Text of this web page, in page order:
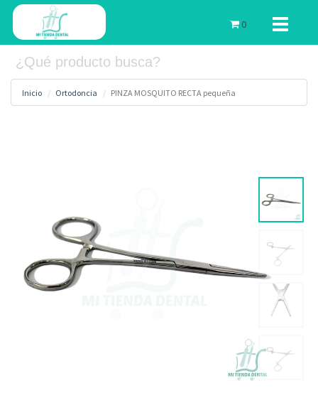
Toggle
0
Inicio Ortodoncia PINZA MOSQUITO RECTA pequeña